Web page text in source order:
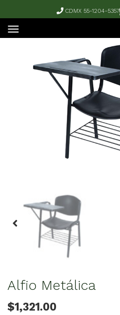
CDMX 55-1204-5357
Alfio Metálica
$1,321.00